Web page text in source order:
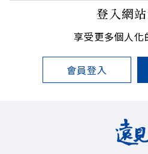
登入網
享受更多個人化
會員登入